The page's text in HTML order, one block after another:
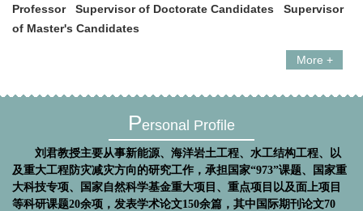
Professor Supervisor of Doctorate Candidates Supervisor
of Master's Candidates
More +
Personal Profile
刘君教授主要从事新能源、海洋岩土工程、水工结构工程、以
及重大工程防灾减灾方向的研究工作，承担国家“973”课题、国家重
大科技专项、国家自然科学基金重大项目、重点项目以及面上项目
等科研课题20余项，发表学术论文150余篇，其中国际期刊论文70